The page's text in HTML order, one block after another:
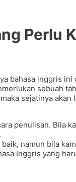
Perlu
bahasa inggris ini
sebuah
sejatinya akan
penulisan. Bila
namun bila
Inggris yang